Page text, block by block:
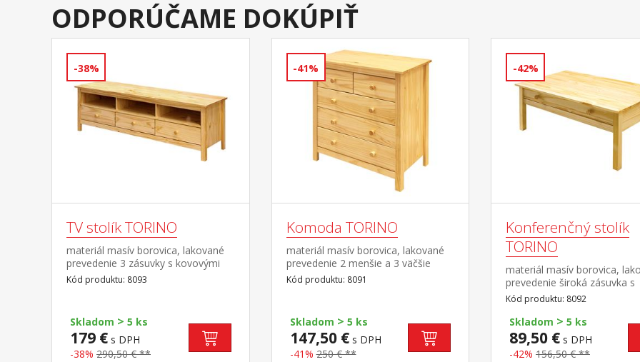
ODPORÚČAME DOKÚPIŤ
-38%
TV stolík TORINO
materiál masív borovica, lakované
prevedenie 3 zásuvky s kovovými
pojazdmi
Kód produktu: 8093
Skladom > 5 ks
179 € s DPH
-38% 290,50 € **
-41%
Komoda TORINO
materiál masív borovica, lakované
prevedenie 2 menšie a 3 väčšie
zásuvky s kovovými pojazdmi
Kód produktu: 8091
Skladom > 5 ks
147,50 €s DPH
-41% 250 € **
-42%
Konferenčný stolík
TORINO
materiál masív borovica,
prevedenie široká zásuvka s
kovovými pojazdmi
Kód produktu: 8092
Skladom > 5 ks
89,50 € s DPH
-42% 156,50 € **